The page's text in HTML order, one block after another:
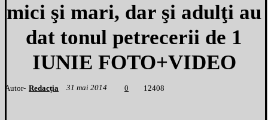
mici şi mari, dar şi adulţi au
dat tonul petrecerii de 1
IUNIE FOTO+VIDEO
Autor- Redacția 31 mai 2014 0 1 2408